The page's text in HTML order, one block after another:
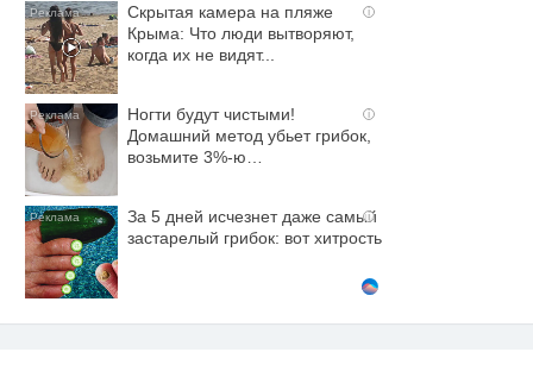
i
Скрытая камера на пляже
Крыма: Что люди вытворяют,
когда их не видят...
i
Ногти будут чистыми!
Домашний метод убьет грибок,
возьмите 3%-ю…
i
За 5 дней исчезнет даже самый
застарелый грибок: вот хитрость